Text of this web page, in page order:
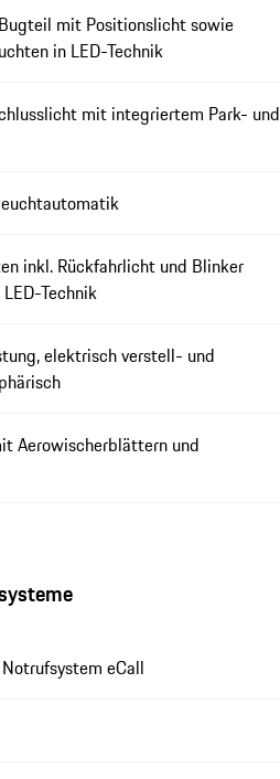
mit Positionslicht sowie
in LED-Technik
mit integriertem Park- und
inkl. Rückfahrlicht und Blinker
Technik
elektrisch verstell- und
Aerowischerblättern und
eCall